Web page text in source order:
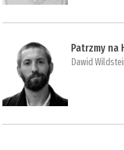
Patrzmy na
Dawid